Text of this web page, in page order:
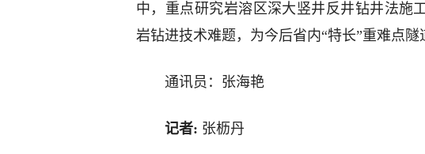
中，重点研究岩溶区深大竖井反井钻井法施
岩钻进技术难题，为今后省内“特长”重难点隧
通讯员：张海艳
记者: 张枥丹